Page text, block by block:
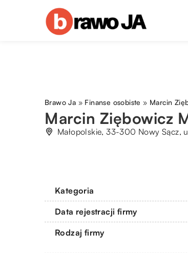
Brawo Ja » Finanse osobiste » Marcin
Marcin Ziębowicz
Małopolskie, 33-300 Nowy Sącz,
Kategoria
Data rejestracji firmy
Rodzaj firmy